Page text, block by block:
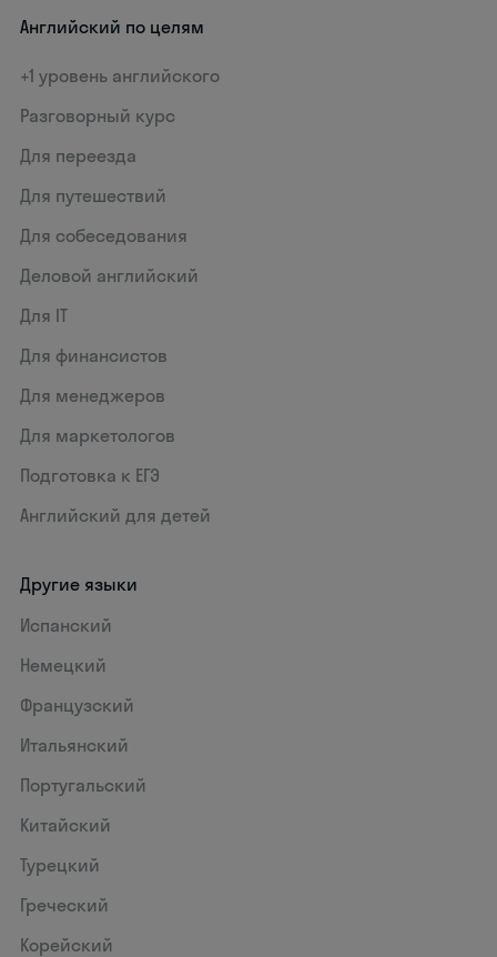
Английский по целям
+1 уровень английского
Разговорный курс
Для переезда
Для путешествий
Для собеседования
Деловой английский
Для IT
Для финансистов
Для менеджеров
Для маркетологов
Подготовка к ЕГЭ
Английский для детей
Другие языки
Испанский
Немецкий
Французский
Итальянский
Португальский
Китайский
Турецкий
Греческий
Корейский